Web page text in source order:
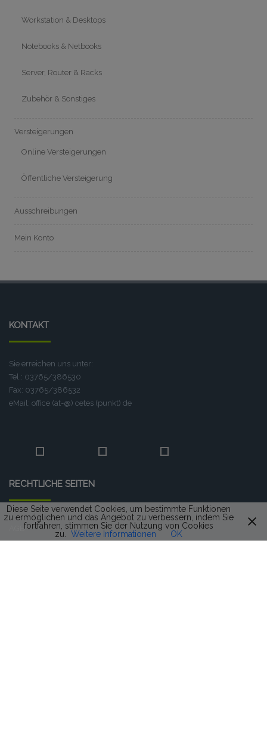
Workstation & Desktops
Notebooks & Netbooks
Server, Router & Racks
Zubehör & Sonstiges
Versteigerungen
Online Versteigerungen
Öffentliche Versteigerung
Ausschreibungen
Mein Konto
KONTAKT
Sie erreichen uns unter:
Tel.: 03765/386530
Fax: 03765/386532
eMail: office (at-@) cetes (punkt) de
RECHTLICHE SEITEN
AGB
Diese Seite verwendet Cookies, um bestimmte Funktionen
zu ermöglichen und das Angebot zu verbessern, indem Sie
fortfahren, stimmen Sie der Nutzung von Cookies
zu.
Weitere Informationen OK